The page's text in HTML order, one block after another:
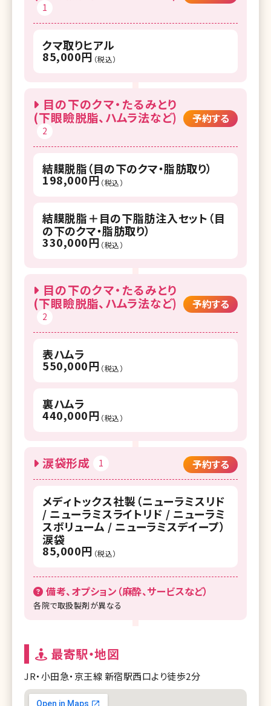
1
クマ取りヒアル
85,000円 （税込）
目の下のクマ・たるみとり
(下眼瞼脱脂、ハムラ法など)
2
予約する
結膜脱脂（目の下のクマ・脂肪取り）
198,000円 （税込）
結膜脱脂＋目の下脂肪注入セット（目
の下のクマ・脂肪取り）
330,000円 （税込）
目の下のクマ・たるみとり
(下眼瞼脱脂、ハムラ法など)
2
予約する
表ハムラ
550,000円 （税込）
裏ハムラ
440,000円 （税込）
涙袋形成 1 予約する
メディトックス社製（ニューラミスリド
/ ニューラミスライトリド / ニューラミ
スボリューム / ニューラミスデイープ）
涙袋
85,000円 （税込）
備考、オプション（麻酔、サービスなど）
各院で取扱製剤が異なる
最寄駅・地図
JR・小田急・京王線 新宿駅西口より徒歩2分